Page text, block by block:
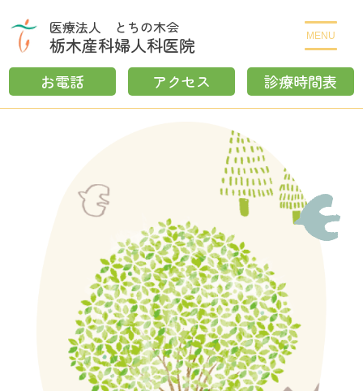
医療法人 とちの木会
栃木産科婦人科医院 MENU
お電話 アクセス 診療時間表